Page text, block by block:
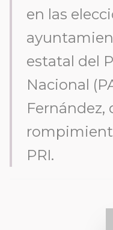
en las
estatal del
Nacional
Fernández,
PRI.